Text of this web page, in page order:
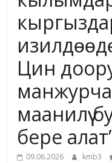
Цин
маанилүү
бере
09.06.2026 kmb3